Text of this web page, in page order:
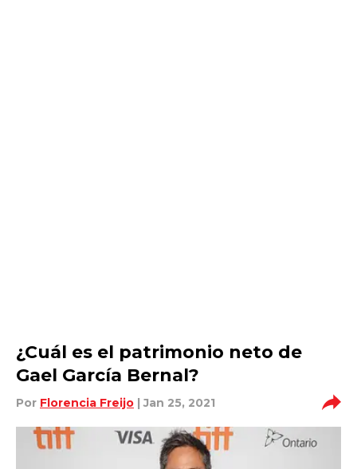
¿Cuál es el patrimonio neto de
Gael García Bernal?
Por Florencia Freijo | Jan 25, 2021